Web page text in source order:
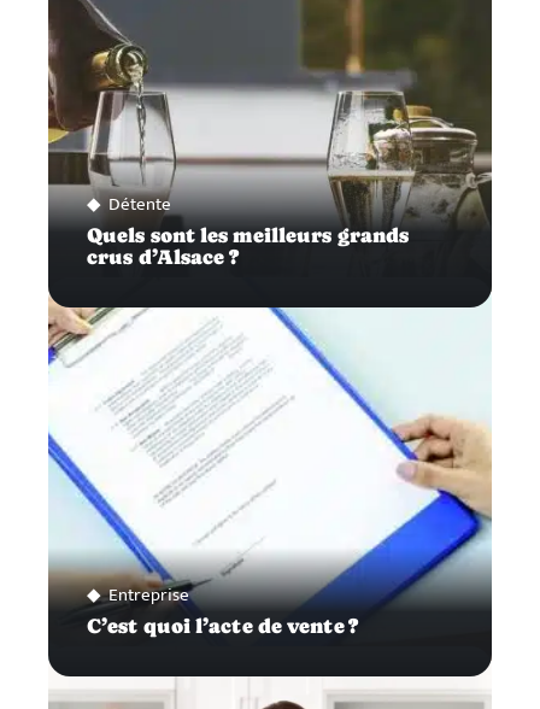
Détente
Quels sont les meilleurs grands
crus d’Alsace ?
Entreprise
C’est quoi l’acte de vente ?